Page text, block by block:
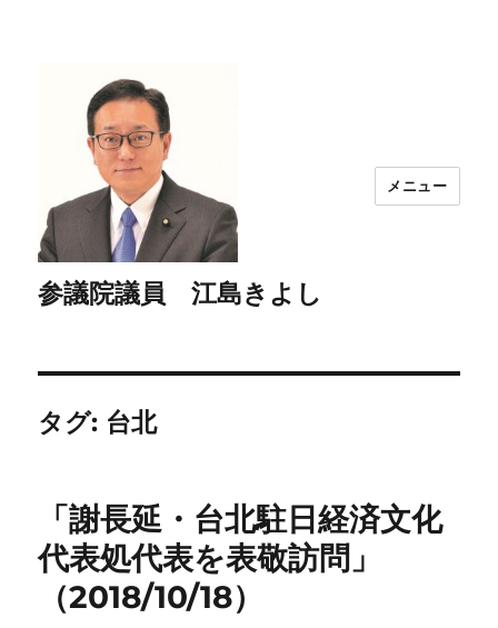
参議院議員 江島きよし
メニュー
タグ: 台北
「謝長延・台北駐日経済文化
代表処代表を表敬訪問」
（2018/10/18）